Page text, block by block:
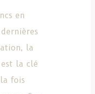
en
la
la clé
fois